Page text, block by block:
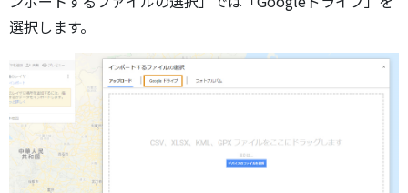
選択します。